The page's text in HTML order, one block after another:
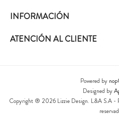
INFORMACIÓN
ATENCIÓN AL CLIENTE
Powered by
Designed by
Copyright ® 2026 Lizzie Design. L&A S.A -